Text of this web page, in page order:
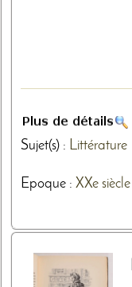
Sujet(s) : Littérature
Epoque : XXe siècle